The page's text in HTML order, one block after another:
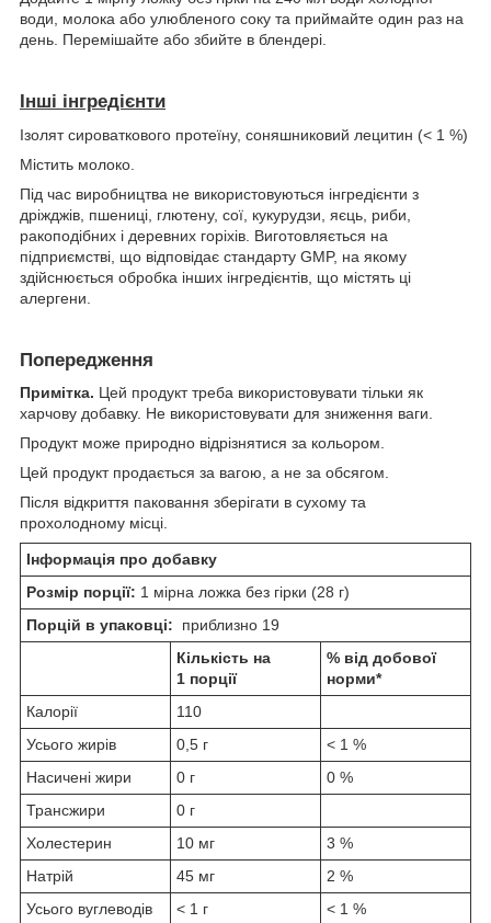
води, молока або улюбленого соку та приймайте один раз на
день. Перемішайте або збийте в блендері.
Інші інгредієнти
Ізолят сироваткового протеїну, соняшниковий лецитин (< 1 %)
Містить молоко.
Під час виробництва не використовуються інгредієнти з
дріжджів, пшениці, глютену, сої, кукурудзи, яєць, риби,
ракоподібних і деревних горіхів. Виготовляється на
підприємстві, що відповідає стандарту GMP, на якому
здійснюється обробка інших інгредієнтів, що містять ці
алергени.
Попередження
Примітка. Цей продукт треба використовувати тільки як
харчову добавку. Не використовувати для зниження ваги.
Продукт може природно відрізнятися за кольором.
Цей продукт продається за вагою, а не за обсягом.
Після відкриття паковання зберігати в сухому та
прохолодному місці.
Інформація про добавку
Розмір порції: 1 мірна ложка без гірки (28 г)
Порцій в упаковці: приблизно 19
Кількість на
1 порції
% від добової
норми*
Калорії
110
Усього жирів
0,5 г
< 1 %
Насичені жири
0 г
0 %
Трансжири
0 г
Холестерин
10 мг
3 %
Натрій
45 мг
2 %
Усього вуглеводів
< 1 г
< 1 %